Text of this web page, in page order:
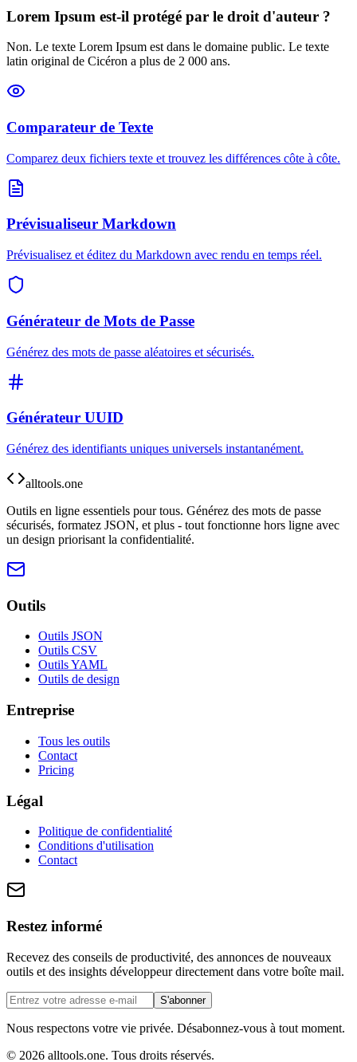
Lorem Ipsum est-il protégé par le droit d'auteur ?
Non. Le texte Lorem Ipsum est dans le domaine public. Le texte
latin original de Cicéron a plus de 2 000 ans.
Comparateur de Texte
Comparez deux fichiers texte et trouvez les différences côte à côte.
Prévisualiseur Markdown
Prévisualisez et éditez du Markdown avec rendu en temps réel.
Générateur de Mots de Passe
Générez des mots de passe aléatoires et sécurisés.
Générateur UUID
Générez des identifiants uniques universels instantanément.
alltools.one
Outils en ligne essentiels pour tous. Générez des mots de passe
sécurisés, formatez JSON, et plus - tout fonctionne hors ligne avec
un design priorisant la confidentialité.
Outils
Outils JSON
Outils CSV
Outils YAML
Outils de design
Entreprise
Tous les outils
Contact
Pricing
Légal
Politique de confidentialité
Conditions d'utilisation
Contact
Restez informé
Recevez des conseils de productivité, des annonces de nouveaux
outils et des insights développeur directement dans votre boîte mail.
S'abonner
Nous respectons votre vie privée. Désabonnez-vous à tout moment.
© 2026 alltools.one. Tous droits réservés.